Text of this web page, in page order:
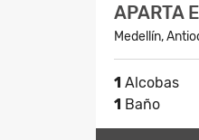
APARTA
Medellín,
1 Alcobas
1 Baño